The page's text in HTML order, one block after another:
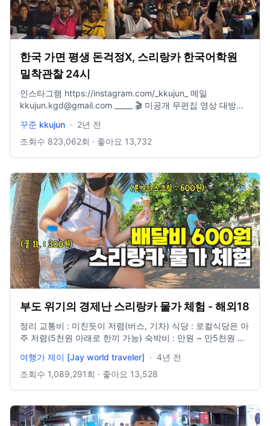
한국 가면 평생 돈걱정X, 스리랑카 한국어학원
밀착관찰 24시
인스타그램 https://instagram.com/_kkujun_ 메일
kkujun.kgd@gmail.com _____ 🎬 미공개 무편집 영상 대방출
하고 밤엔 이런 걸 만듭니다▼
https://marpple.shop/kr/kkujun/ 5년 차 디자이너이자 느린
꾸준 kkujun · 2년 전
조회수 823,062회 · 좋아요 13,732
부도 위기의 경제난 스리랑카 물가 체험 - 해외18
정리 교통비 : 미친듯이 저렴(버스, 기차) 식당 : 로컬식당은 아
주 저렴(5천원 아래로 한끼 가능) 숙박비 : 만원 ~ 만5천원 사
은 대부분 수입이라 비쌈) 결론적으로, 스리랑카 물가 자체가
애초에 비싸지 않았기 때문에 현재 부도 위기라고 하더라도 관
Pro이메일 : dndudwls9423@gmail.com인스타그램 :
@jay_yj_w
여행가 제이 [Jay world traveler] · 4년 전
조회수 1,089,291회 · 좋아요 13,528